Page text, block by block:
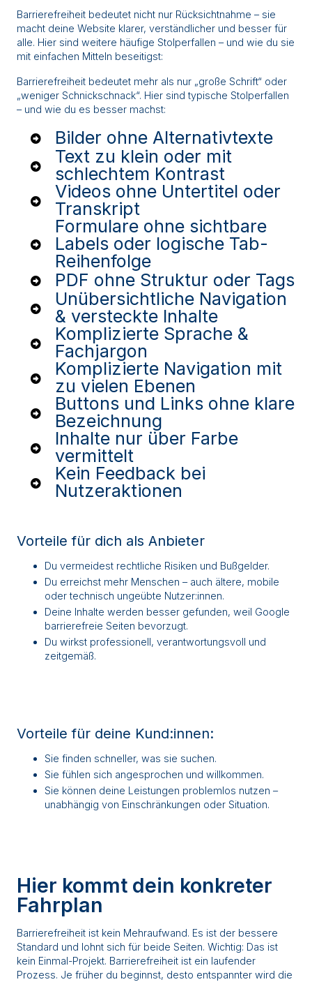
Barrierefreiheit bedeutet nicht nur Rücksichtnahme – sie
macht deine Website klarer, verständlicher und besser für
alle. Hier sind weitere häufige Stolperfallen – und wie du sie
mit einfachen Mitteln beseitigst:
Barrierefreiheit bedeutet mehr als nur „große Schrift“ oder
„weniger Schnickschnack“. Hier sind typische Stolperfallen
– und wie du es besser machst:
Bilder ohne Alternativtexte
Text zu klein oder mit
schlechtem Kontrast
Videos ohne Untertitel oder
Transkript
Formulare ohne sichtbare
Labels oder logische Tab-
Reihenfolge
PDF ohne Struktur oder Tags
Unübersichtliche Navigation
& versteckte Inhalte
Komplizierte Sprache &
Fachjargon
Komplizierte Navigation mit
zu vielen Ebenen
Buttons und Links ohne klare
Bezeichnung
Inhalte nur über Farbe
vermittelt
Kein Feedback bei
Nutzeraktionen
Vorteile für dich als Anbieter
Du vermeidest rechtliche Risiken und Bußgelder.
Du erreichst mehr Menschen – auch ältere, mobile
oder technisch ungeübte Nutzer:innen.
Deine Inhalte werden besser gefunden, weil Google
barrierefreie Seiten bevorzugt.
Du wirkst professionell, verantwortungsvoll und
zeitgemäß.
Vorteile für deine Kund:innen:
Sie finden schneller, was sie suchen.
Sie fühlen sich angesprochen und willkommen.
Sie können deine Leistungen problemlos nutzen –
unabhängig von Einschränkungen oder Situation.
Hier kommt dein konkreter
Fahrplan
Barrierefreiheit ist kein Mehraufwand. Es ist der bessere
Standard und lohnt sich für beide Seiten. Wichtig: Das ist
kein Einmal-Projekt. Barrierefreiheit ist ein laufender
Prozess. Je früher du beginnst, desto entspannter wird die